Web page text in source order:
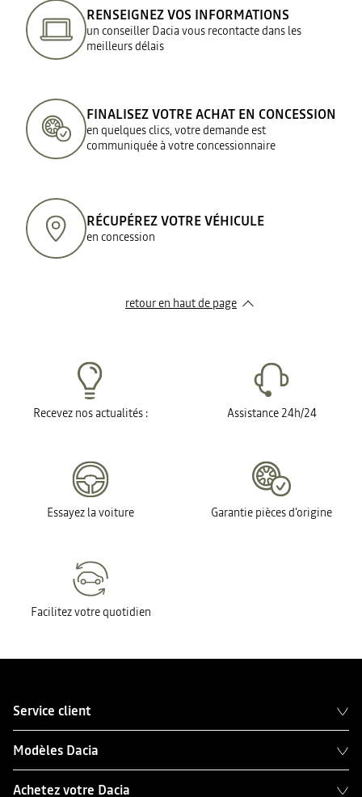
RENSEIGNEZ VOS INFORMATIONS
un conseiller Dacia vous recontacte dans les
meilleurs délais
FINALISEZ VOTRE ACHAT EN CONCESSION
en quelques clics, votre demande est
communiquée à votre concessionnaire
RÉCUPÉREZ VOTRE VÉHICULE
en concession
retour en haut de page​
Recevez nos actualités : Assistance 24h/24
Essayez la voiture Garantie pièces d'origine
Facilitez votre quotidien
Service client
Modèles Dacia
Achetez votre Dacia